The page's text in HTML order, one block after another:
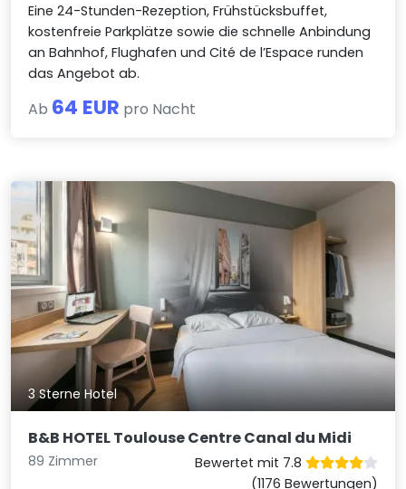
Eine 24-Stunden-Rezeption, Frühstücksbuffet,
kostenfreie Parkplätze sowie die schnelle Anbindung
an Bahnhof, Flughafen und Cité de l’Espace runden
das Angebot ab.
Ab 64 EUR pro Nacht
3 Sterne Hotel
B&B HOTEL Toulouse Centre Canal du Midi
89 Zimmer
Bewertet mit 7.8
(1176 Bewertungen)